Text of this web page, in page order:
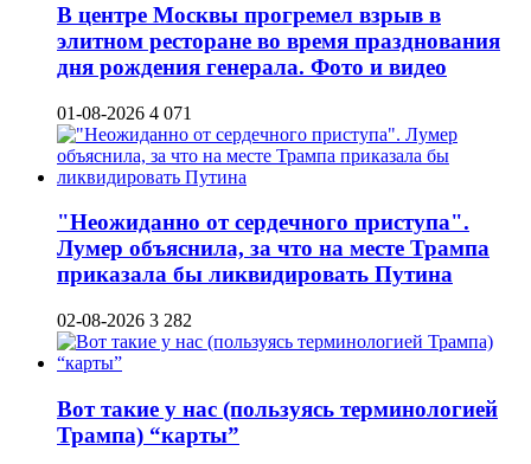
В центре Москвы прогремел взрыв в
элитном ресторане во время празднования
дня рождения генерала. Фото и видео
01-08-2026 4 071
"Неожиданно от сердечного приступа".
Лумер объяснила, за что на месте Трампа
приказала бы ликвидировать Путина
02-08-2026 3 282
Вот такие у нас (пользуясь терминологией
Трампа) “карты”